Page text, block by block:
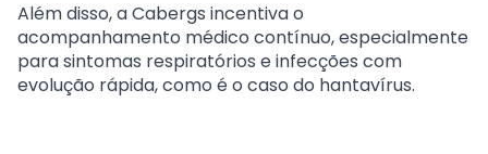
Além disso, a Cabergs incentiva o
acompanhamento médico contínuo, especialmente
para sintomas respiratórios e infecções com
evolução rápida, como é o caso do hantavírus.